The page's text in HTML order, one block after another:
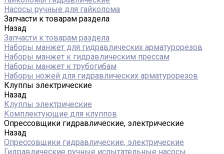
Насосы ручные для гайколома
Запчасти к товарам раздела
Назад
Запчасти к товарам раздела
Наборы манжет для гидравлических арматурорезов
Наборы манжет к гидравлическим прессам
Наборы манжет к трубогибам
Наборы ножей для гидравлических арматурорезов
Клуппы электрические
Назад
Клуппы электрические
Комплектующие для клуппов
Опрессовщики гидравлические, электрические
Назад
Опрессовщики гидравлические, электрические
Гидравлические ручные испытательные насосы